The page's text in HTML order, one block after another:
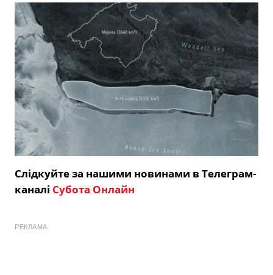
Слідкуйте за нашими новинами в Телеграм-
каналі Субота Онлайн
РЕКЛАМА